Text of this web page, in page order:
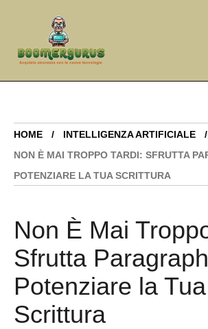
HOME
INTELLIGENZA ARTIFICIALE
NON È MAI TROPPO TARDI: SFRUTTA
POTENZIARE LA TUA SCRITTURA
Non È Mai
Sfrutta
Potenziare la Tua
Scrittura